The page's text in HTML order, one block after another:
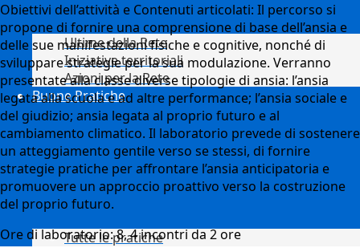
Ultime della Rete
Iniziative territoriali
Azioni per la Rete
Buone Pratiche
Tutte le pratiche
Obiettivi dell’attività e Contenuti articolati: Il percorso si
propone di fornire una comprensione di base dell’ansia e
delle sue manifestazioni fisiche e cognitive, nonché di
sviluppare strategie per la sua modulazione. Verranno
presentate alla classe diverse tipologie di ansia: l’ansia
legata alla scuola e ad altre performance; l’ansia sociale e
del giudizio; ansia legata al proprio futuro e al
cambiamento climatico. Il laboratorio prevede di sostenere
un atteggiamento gentile verso se stessi, di fornire
strategie pratiche per affrontare l’ansia anticipatoria e
promuovere un approccio proattivo verso la costruzione
del proprio futuro.
Ore di laboratorio:8, 4 incontri da 2 ore